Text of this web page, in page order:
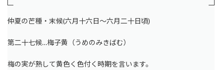
仲夏の芒種・末候(六月十六日～六月二十日頃)
第二十七候…梅子黄（うめのみきばむ）
梅の実が熟して黄色く色付く時期を言います。